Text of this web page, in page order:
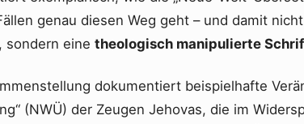
genau diesen Weg geht – und damit
sondern eine theologisch manipulierte
dokumentiert beispielhafte
(NWÜ) der Zeugen Jehovas, die im